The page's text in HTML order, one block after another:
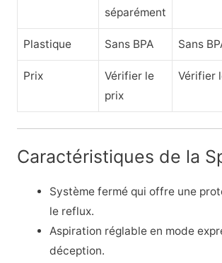
séparément
Plastique Sans BPA Sans
Prix
Vérifier le
prix
Vérifier
Caractéristiques de la
Système fermé qui offre une
le reflux.
Aspiration réglable en mode
déception.